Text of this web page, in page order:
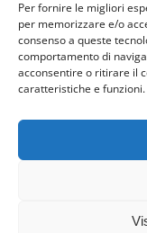
Per fornire le migliori
per memorizzare e/o
consenso a queste
comportamento di
acconsentire o ritirare il
caratteristiche e funzioni.
Lasciaci un
© Copyright 2017 -